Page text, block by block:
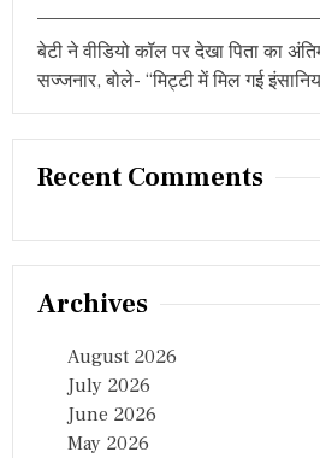
बेटी ने वीडियो कॉल पर देखा पिता का
सज्जनार, बोले- “मिट्टी में मिल गई
Recent Comments
Archives
August 2026
July 2026
June 2026
May 2026